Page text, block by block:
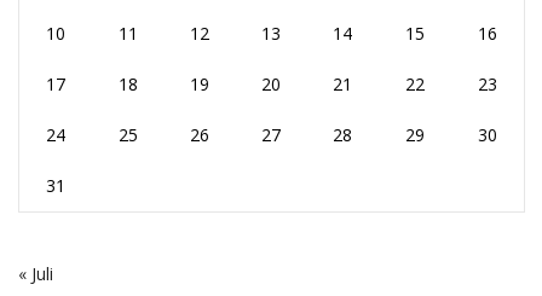
10 11 12 13 14 15 16
17 18 19 20 21 22 23
24 25 26 27 28 29 30
31
« Juli